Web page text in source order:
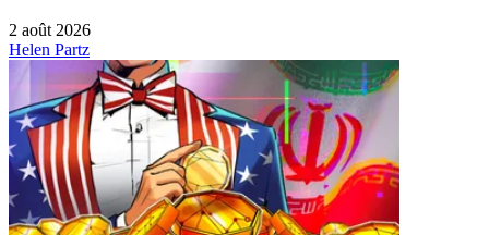
2 août 2026
Helen Partz